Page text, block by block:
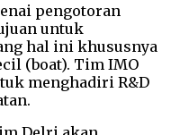
pengotoran
untuk
hal ini khususnya
(boat). Tim IMO
menghadiri R&D